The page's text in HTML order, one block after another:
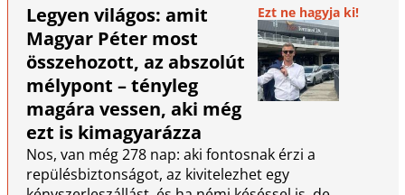
Legyen világos: amit
Magyar Péter most
összehozott, az abszolút
mélypont – tényleg
magára vessen, aki még
ezt is kimagyarázza
Ezt ne hagyja ki!
Nos, van még 278 nap: aki fontosnak érzi a
repülésbiztonságot, az kivitelezhet egy